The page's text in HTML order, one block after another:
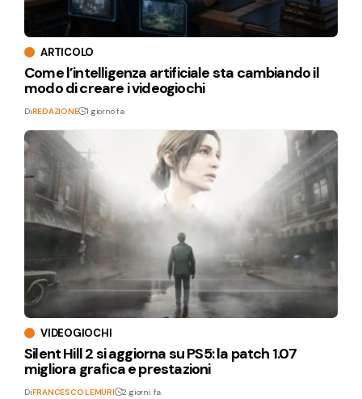
ARTICOLO
Come l’intelligenza artificiale sta cambiando il
modo di creare i videogiochi
DiREDAZIONE 1 giorno fa
VIDEOGIOCHI
Silent Hill 2 si aggiorna su PS5: la patch 1.07
migliora grafica e prestazioni
DiFRANCESCO LEMURI 2 giorni fa